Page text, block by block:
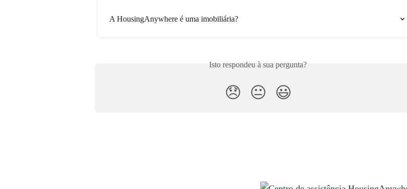
A HousingAnywhere é uma imobiliária?
Isto respondeu à sua pergunta?
😞 😐 😃